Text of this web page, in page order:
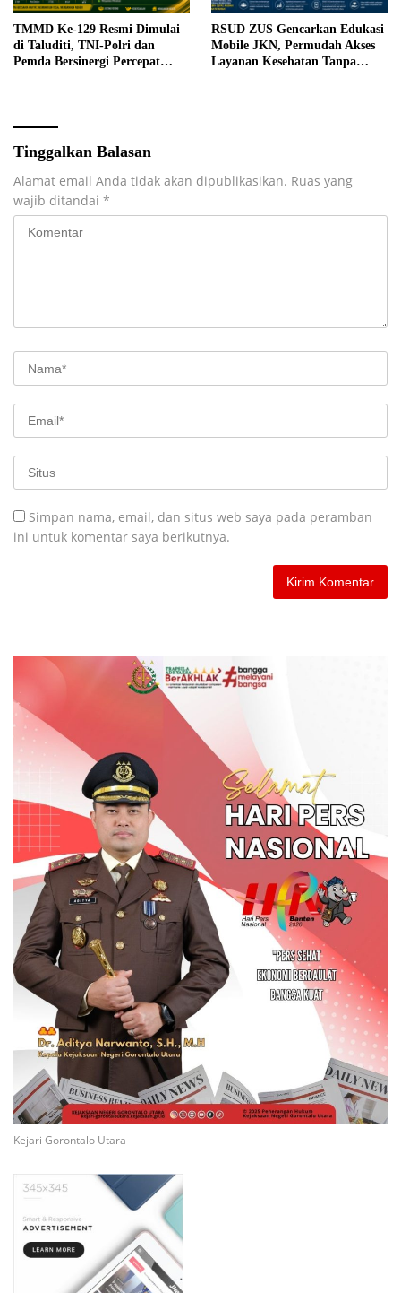
TMMD Ke-129 Resmi Dimulai
di Taluditi, TNI-Polri dan
Pemda Bersinergi Percepat
RSUD ZUS Gencarkan Edukasi
Mobile JKN, Permudah Akses
Layanan Kesehatan Tanpa
Tinggalkan Balasan
Alamat email Anda tidak akan dipublikasikan. Ruas yang
wajib ditandai *
Simpan nama, email, dan situs web saya pada peramban
ini untuk komentar saya berikutnya.
Kejari Gorontalo Utara